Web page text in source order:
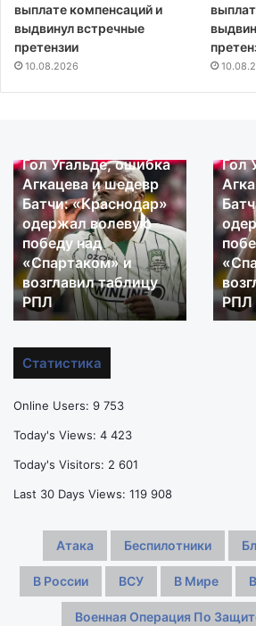
выплате компенсаций и
выдвинул встречные
претензии
10.08.2026
Гол
Угальде,
ошибка
Агкацева
шедевр
Батчи:
«Краснодар»
одержал
победу
и
возглавил
РПЛ
Гол Угальде, ошибка
Агкацева и шедевр
Батчи: «Краснодар»
одержал волевую
победу над
«Спартаком» и
возглавил таблицу
РПЛ
Гол
ошибка
шедевр
Батчи:
Гол
РПЛ
Статистика
Online Users: 9 753
Today's Views: 4 423
Today's Visitors: 2 601
Last 30 Days Views: 119 908
Атака Беспилотники
В России ВСУ В Мире
Военная Операция По